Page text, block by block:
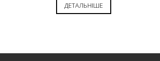
ДЕТАЛЬНІШЕ